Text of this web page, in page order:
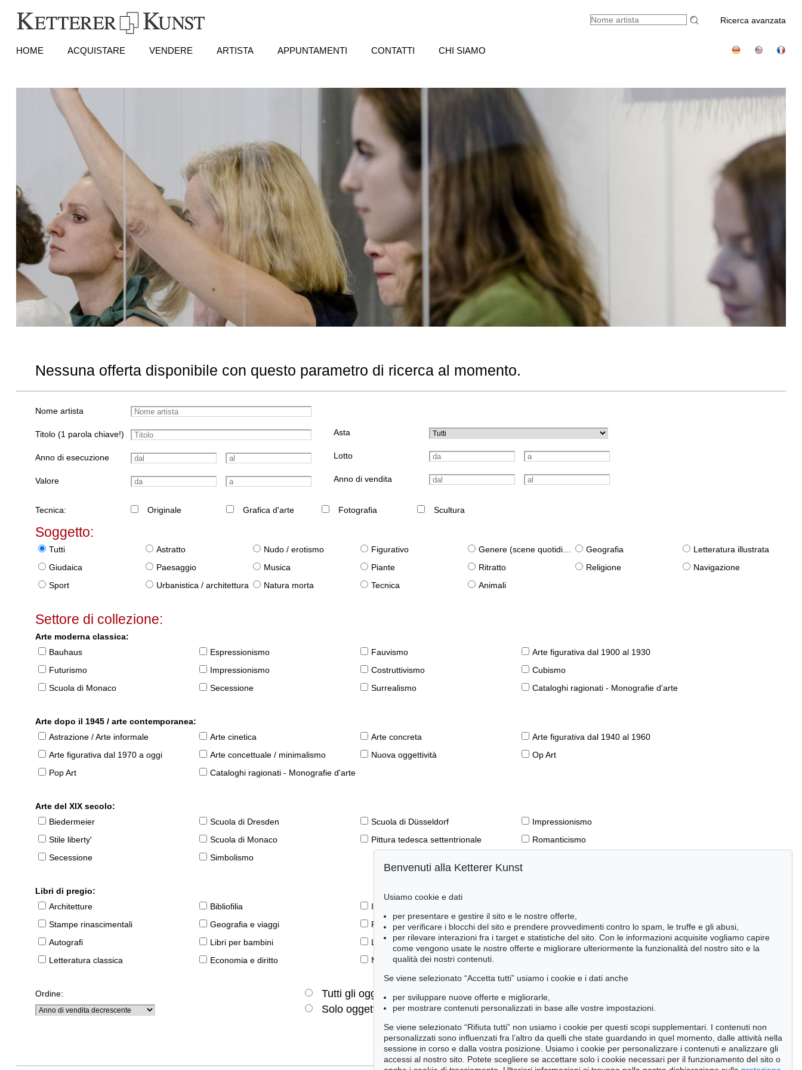
Ricerca avanzata
HOME ACQUISTARE VENDERE ARTISTA APPUNTAMENTI CONTATTI CHI SIAMO
Nessuna offerta disponibile con questo parametro di ricerca al momento.
Nome artista
Titolo (1 parola chiave!)
Anno di esecuzione
Valore
Asta
Lotto
Anno di vendita
Tecnica: Originale Grafica d'arte Fotografia Scultura
Soggetto:
Tutti Astratto Nudo / erotismo Figurativo Genere (scene quotidiane) Geografia
Letteratura illustrata
Giudaica
Paesaggio Musica Piante Ritratto Religione
Navigazione
Sport
Urbanistica / architettura Natura morta Tecnica Animali
Settore di collezione:
Arte moderna classica:
Bauhaus
Espressionismo Fauvismo
Arte figurativa dal 1900 al 1930
Futurismo
Impressionismo Costruttivismo
Cubismo
Scuola di Monaco
Secessione Surrealismo Cataloghi ragionati - Monografie d'arte
Arte dopo il 1945 / arte contemporanea:
Astrazione / Arte informale
Arte cinetica Arte concreta
Arte figurativa dal 1940 al 1960
Arte figurativa dal 1970 a oggi
Arte concettuale / minimalismo Nuova oggettività
Op Art
Pop Art
Cataloghi ragionati - Monografie d'arte
Arte del XIX secolo:
Biedermeier
Scuola di Dresden Scuola di Düsseldorf
Impressionismo
Stile liberty'
Scuola di Monaco Pittura tedesca settentrionale
Romanticismo
Secessione
Simbolismo
Libri di pregio:
Architetture
Bibliofilia Il libro e la modernità
Stampe rinascimentali
Geografia e viaggi Prime edizioni
Manoscritti antichi
Autografi
Libri per bambini Lifestyle
Pietre miliari delle scienze naturali
Letteratura classica
Economia e diritto Meraviglie della natura
Ordine: Tutti gli oggetti
Solo offerte attuali
Solo oggetti venduti
Benvenuti alla Ketterer Kunst
Usiamo cookie e dati
per presentare e gestire il sito e le nostre offerte,
per verificare i blocchi del sito e prendere provvedimenti contro lo spam, le truffe e gli abusi,
per rilevare interazioni fra i target e statistiche del sito. Con le informazioni acquisite vogliamo capire
come vengono usate le nostre offerte e migliorare ulteriormente la funzionalità del nostro sito e la
qualità dei nostri contenuti.
Se viene selezionato “Accetta tutti” usiamo i cookie e i dati anche
per sviluppare nuove offerte e migliorarle,
per mostrare contenuti personalizzati in base alle vostre impostazioni.
Se viene selezionato “Rifiuta tutti” non usiamo i cookie per questi scopi supplementari. I contenuti non
personalizzati sono influenzati fra l’altro da quelli che state guardando in quel momento, dalle attività nella
sessione in corso e dalla vostra posizione. Usiamo i cookie per personalizzare i contenuti e analizzare gli
accessi al nostro sito. Potete scegliere se accettare solo i cookie necessari per il funzionamento del sito o